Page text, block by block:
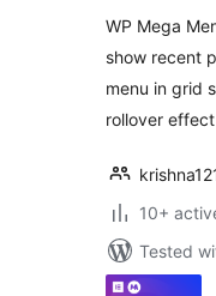
WP Mega
show recent
menu in grid
rollover
10+
Tested